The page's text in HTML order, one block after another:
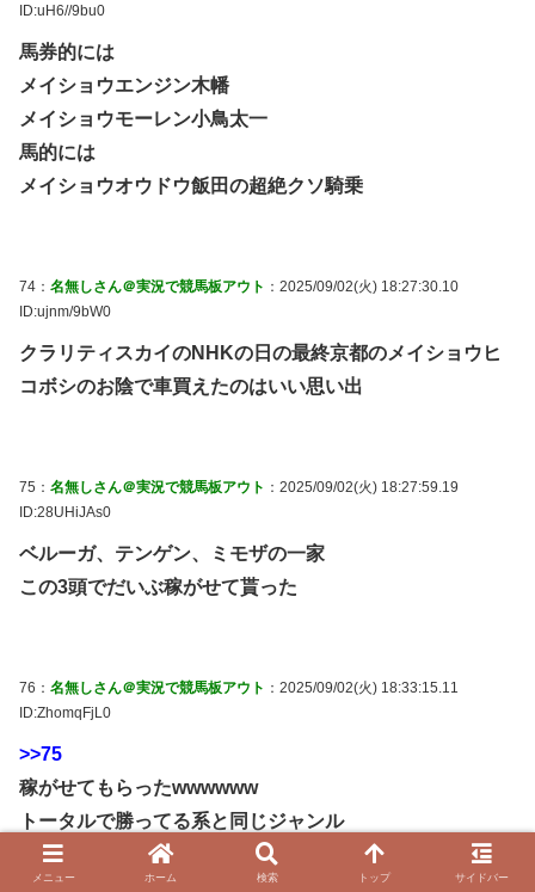
ID:uH6//9bu0
馬券的には
メイショウエンジン木幡
メイショウモーレン小鳥太一
馬的には
メイショウオウドウ飯田の超絶クソ騎乗
74： 名無しさん＠実況で競馬板アウト ：2025/09/02(火) 18:27:30.10
ID:ujnm/9bW0
クラリティスカイのNHKの日の最終京都のメイショウヒ
コボシのお陰で車買えたのはいい思い出
75： 名無しさん＠実況で競馬板アウト ：2025/09/02(火) 18:27:59.19
ID:28UHiJAs0
ベルーガ、テンゲン、ミモザの一家
この3頭でだいぶ稼がせて貰った
76： 名無しさん＠実況で競馬板アウト ：2025/09/02(火) 18:33:15.11
ID:ZhomqFjL0
>>75
稼がせてもらったwwwwww
トータルで勝ってる系と同じジャンル
メニュー ホーム 検索 トップ サイドバー